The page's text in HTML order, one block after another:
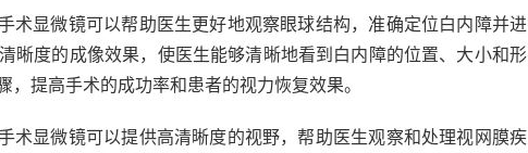
术显微镜可以帮助医生更好地观察眼球结构，准确定位白内障并进
晰度的成像效果，使医生能够清晰地看到白内障的位置、大小和形
提高手术的成功率和患者的视力恢复效果。
术显微镜可以提供高清晰度的视野，帮助医生观察和处理视网膜疾